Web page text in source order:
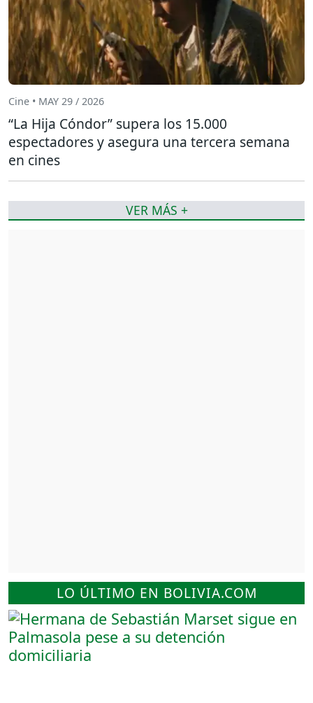
LO ÚLTIMO EN BOLIVIA.COM
Cine • MAY 29 / 2026
“La Hija Cóndor” supera los 15.000
espectadores y asegura una tercera semana
en cines
VER MÁS +